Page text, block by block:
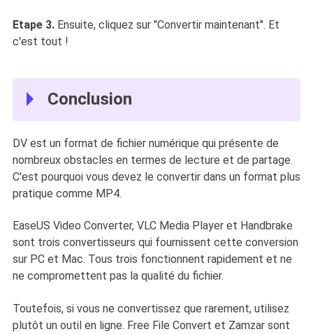
Etape 3. Ensuite, cliquez sur "Convertir maintenant". Et
c'est tout !
Conclusion
DV est un format de fichier numérique qui présente de
nombreux obstacles en termes de lecture et de partage.
C'est pourquoi vous devez le convertir dans un format plus
pratique comme MP4.
EaseUS Video Converter, VLC Media Player et Handbrake
sont trois convertisseurs qui fournissent cette conversion
sur PC et Mac. Tous trois fonctionnent rapidement et ne
ne compromettent pas la qualité du fichier.
Toutefois, si vous ne convertissez que rarement, utilisez
plutôt un outil en ligne. Free File Convert et Zamzar sont